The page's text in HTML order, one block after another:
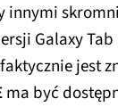
innymi
Galaxy
jest
ma być